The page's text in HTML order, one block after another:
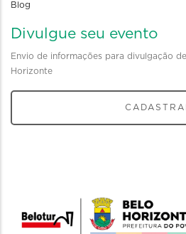
Blog
Divulgue seu evento
Envio de informações para divulgação
Horizonte